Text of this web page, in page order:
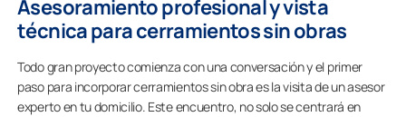
Asesoramiento profesional y vista
técnica para cerramientos sin obras
Todo gran proyecto comienza con una conversación y el primer
paso para incorporar cerramientos sin obra es la visita de un asesor
experto en tu domicilio. Este encuentro, no solo se centrará en